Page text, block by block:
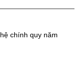
chính quy năm